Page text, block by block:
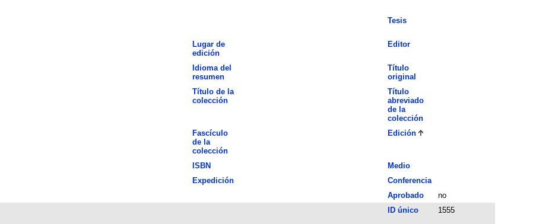
Tesis
Lugar de
edición
Editor
Idioma del
resumen
Título
original
Título de la
colección
Título
abreviado
de la
colección
Fascículo
de la
colección
Edición
ISBN
Medio
Expedición
Conferencia
Aprobado
no
ID único 1555